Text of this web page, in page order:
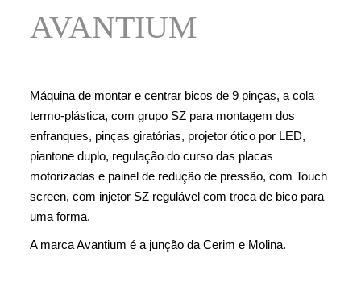
AVANTIUM
Máquina de montar e centrar bicos de 9 pinças, a cola
termo-plástica, com grupo SZ para montagem dos
enfranques, pinças giratórias, projetor ótico por LED,
piantone duplo, regulação do curso das placas
motorizadas e painel de redução de pressão, com Touch
screen, com injetor SZ regulável com troca de bico para
uma forma.
A marca Avantium é a junção da Cerim e Molina.